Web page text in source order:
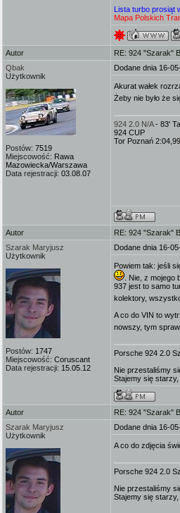
Lista turbo prosiąt
Mapa Polskich
Autor
RE: 924 "Szarak"
Qbak
Użytkownik
Postów: 7519
Miejscowość: Rawa
Mazowiecka/Warszawa
Data rejestracji: 03.08.07
Dodane dnia 16-
Akurat wałek
Żeby nie było że
924 2.0 N/A- 83'
924 CUP
Tor Poznań
Autor
RE: 924 "Szarak"
Szarak Maryjusz
Użytkownik
Postów: 1747
Miejscowość: Coruscant
Data rejestracji: 15.05.12
Dodane dnia 16-
Powiem tak: jeśli
. Nie, z
937 jest to samo
kolektory,
A co do VIN to
nowszy, tym
Porsche 924 2.0
Nie przestaliśmy
Stajemy się
Autor
RE: 924 "Szarak"
Szarak Maryjusz
Użytkownik
Dodane dnia 16-
A co do zdjęcia
Porsche 924 2.0
Nie przestaliśmy
Stajemy się